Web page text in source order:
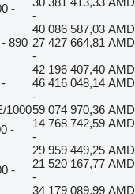
-
-
40 086 587,03 AMD
890 27 427 664,81 AMD
-
42 196 407,40 AMD
1000
46 416 048,14 AMD
-
59 074 970,36 AMD
-
14 768 742,59 AMD
-
29 959 449,25 AMD
-
21 520 167,77 AMD
-
34 179 089,99 AMD